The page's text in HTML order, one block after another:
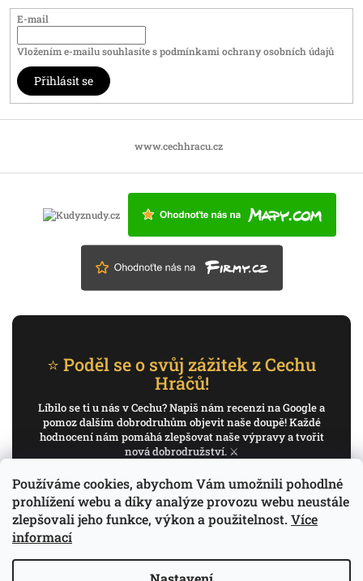
Používáme cookies, abychom Vám umožnili pohodlné
prohlížení webu a díky analýze provozu webu neustále
zlepšovali jeho funkce, výkon a použitelnost. Více
informací
E-mail
Vložením e-mailu souhlasíte spodmínkami ochrany osobních údajů
Přihlásit se
www.cechhracu.cz
⭐ Poděl se o svůj zážitek z Cechu
Hráčů!
Líbilo se ti u nás v Cechu? Napiš nám recenzi na Google a
pomoz dalším dobrodruhům objevit naše doupě! Každé
hodnocení nám pomáhá zlepšovat naše výpravy a tvořit
nová dobrodružství. ⚔️
✍️ Napiš recenzi na Google
Děkujeme, že pomáháš psát příběh Cechu Hráčů.